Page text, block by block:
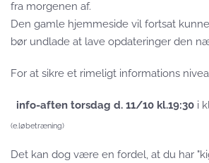
fra morgenen af.
Den gamle hjemmeside vil fortsat
bør undlade at lave opdateringer den
For at sikre et rimeligt informations
info-aften torsdag d. 11/10 kl.19:30 i
(e.løbetræning)
Det kan dog være en fordel, at du har